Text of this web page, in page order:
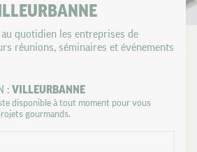
quotidien les entreprises de
réunions, séminaires et événements
: VILLEURBANNE
disponible à tout moment pour vous
gourmands.